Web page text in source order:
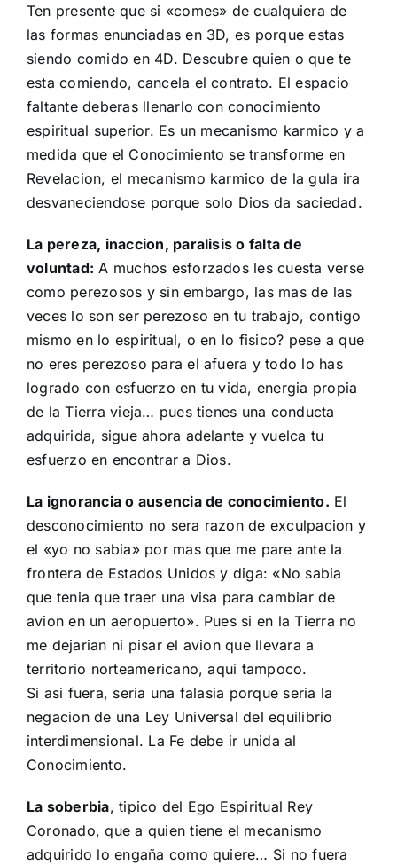
Ten presente que si «comes» de cualquiera de
las formas enunciadas en 3D, es porque estas
siendo comido en 4D. Descubre quien o que te
esta comiendo, cancela el contrato. El espacio
faltante deberas llenarlo con conocimiento
espiritual superior. Es un mecanismo karmico y a
medida que el Conocimiento se transforme en
Revelacion, el mecanismo karmico de la gula ira
desvaneciendose porque solo Dios da saciedad.
La pereza, inaccion, paralisis o falta de
voluntad: A muchos esforzados les cuesta verse
como perezosos y sin embargo, las mas de las
veces lo son ser perezoso en tu trabajo, contigo
mismo en lo espiritual, o en lo fisico? pese a que
no eres perezoso para el afuera y todo lo has
logrado con esfuerzo en tu vida, energia propia
de la Tierra vieja… pues tienes una conducta
adquirida, sigue ahora adelante y vuelca tu
esfuerzo en encontrar a Dios.
La ignorancia o ausencia de conocimiento. El
desconocimiento no sera razon de exculpacion y
el «yo no sabia» por mas que me pare ante la
frontera de Estados Unidos y diga: «No sabia
que tenia que traer una visa para cambiar de
avion en un aeropuerto». Pues si en la Tierra no
me dejarian ni pisar el avion que llevara a
territorio norteamericano, aqui tampoco.
Si asi fuera, seria una falasia porque seria la
negacion de una Ley Universal del equilibrio
interdimensional. La Fe debe ir unida al
Conocimiento.
La soberbia, tipico del Ego Espiritual Rey
Coronado, que a quien tiene el mecanismo
adquirido lo engaña como quiere… Si no fuera